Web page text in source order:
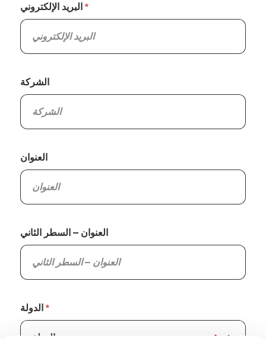
البريد الإلكتروني
الشركة
العنوان
العنوان – السطر الثاني
الدولة